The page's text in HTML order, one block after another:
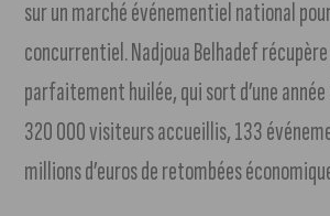
sur un marché événementiel national
concurrentiel. Nadjoua Belhadef
parfaitement huilée, qui sort d’une
320 000 visiteurs accueillis, 133
millions d’euros de retombées